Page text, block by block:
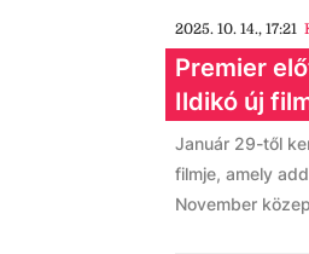
2025. 10. 14., 17:21
Premier
Ildikó új
Január 29-től
filmje, amely
November